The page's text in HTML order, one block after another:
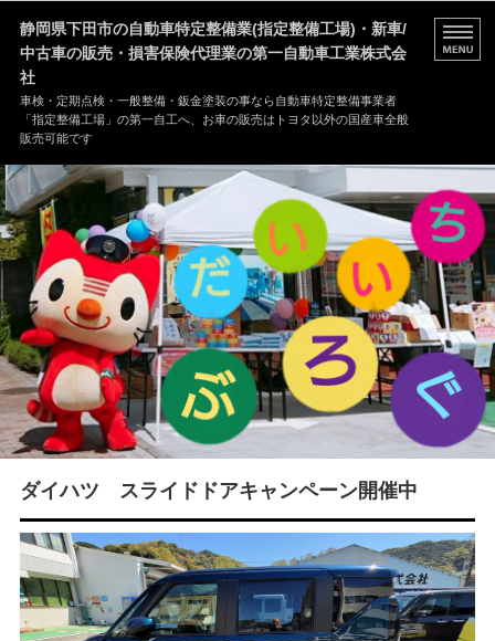
静岡県下田市の自動車特定整備業(指定整備工場)・新車/
中古車の販売・損害保険代理業の第一自動車工業株式会
社
車検・定期点検・一般整備・鈑金塗装の事なら自動車特定整備事業者
「指定整備工場」の第一自工へ、お車の販売はトヨタ以外の国産車全般
販売可能です
HOME
事業案内
修理事例
会社案内
ダイハツ スライドドアキャンペーン開催中